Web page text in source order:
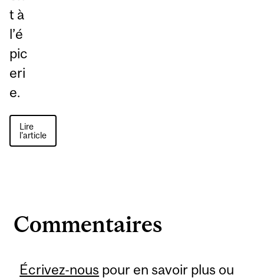
t à
l’é
pic
eri
e.
Lire
l'article
Commentaires
Écrivez-nous pour en savoir plus ou